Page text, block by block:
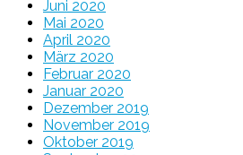
Juni 2020
Mai 2020
April 2020
März 2020
Februar 2020
Januar 2020
Dezember 2019
November 2019
Oktober 2019